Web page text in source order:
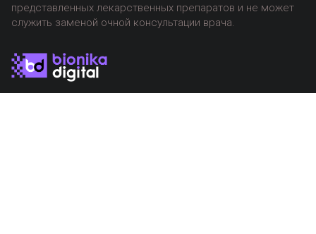
представленных лекарственных препаратов и не может
служить заменой очной консультации врача.